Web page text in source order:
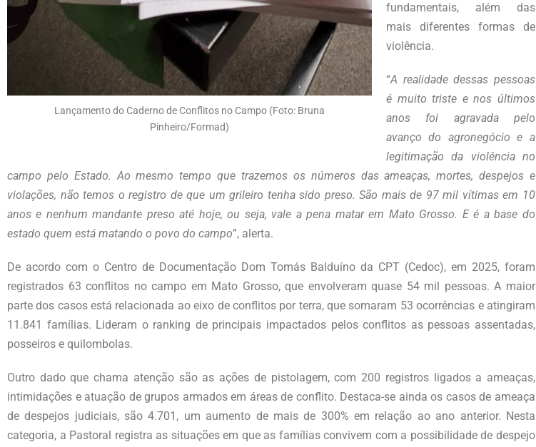
Lançamento do Caderno de Conflitos no Campo (Foto: Bruna
Pinheiro/Formad)
fundamentais, além das
mais diferentes formas de
violência.
“A realidade dessas pessoas
é muito triste e nos últimos
anos foi agravada pelo
avanço do agronegócio e a
legitimação da violência no
campo pelo Estado. Ao mesmo tempo que trazemos os números das ameaças, mortes, despejos e
violações, não temos o registro de que um grileiro tenha sido preso. São mais de 97 mil vítimas em 10
anos e nenhum mandante preso até hoje, ou seja, vale a pena matar em Mato Grosso. E é a base do
estado quem está matando o povo do campo”, alerta.
De acordo com o Centro de Documentação Dom Tomás Balduíno da CPT (Cedoc), em 2025, foram
registrados 63 conflitos no campo em Mato Grosso, que envolveram quase 54 mil pessoas. A maior
parte dos casos está relacionada ao eixo de conflitos por terra, que somaram 53 ocorrências e atingiram
11.841 famílias. Lideram o ranking de principais impactados pelos conflitos as pessoas assentadas,
posseiros e quilombolas.
Outro dado que chama atenção são as ações de pistolagem, com 200 registros ligados a ameaças,
intimidações e atuação de grupos armados em áreas de conflito. Destaca-se ainda os casos de ameaça
de despejos judiciais, são 4.701, um aumento de mais de 300% em relação ao ano anterior. Nesta
categoria, a Pastoral registra as situações em que as famílias convivem com a possibilidade de despejo